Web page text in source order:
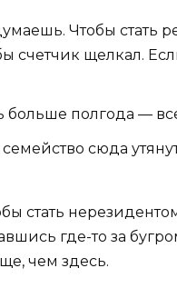
Чтобы стать
счетчик щелкал.
больше полгода —
сюда
стать
где-то за
чем здесь.